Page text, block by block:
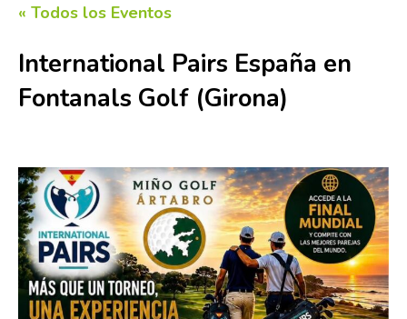
« Todos los Eventos
International Pairs España en
Fontanals Golf (Girona)